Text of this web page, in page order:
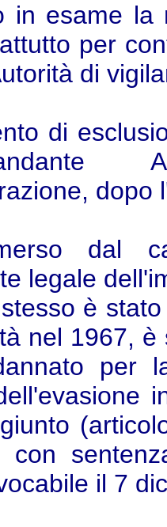
in esame la
per
di
di
dopo
dal
legale
è
nel 1967,
per
con
il 7